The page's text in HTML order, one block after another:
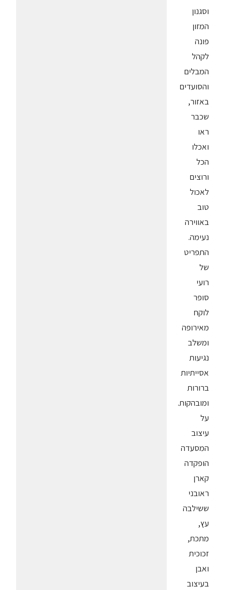
וסגנון
המזון
פונה
לקהל
המבלים
והסועדים
באזור,
שכבר
ראו
ואכלו
הכל
ורוצים
לאכול
טוב
באווירה
נעימה.
התפריט
של
רועי
סופר
לוקח
מאירופה
ומשלב
נגיעות
אסייתיות
ברורות
ומובהקות.
על
עיצוב
המסעדה
הופקדה
קארן
ראובני
ששילבה
עץ,
מתכת,
זכוכית
ואבן
בעיצוב